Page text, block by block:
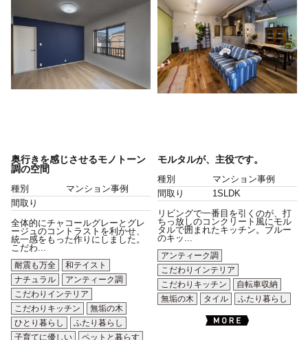
奥行きを感じさせるモノトーン
調の空間
種別
マンション事例
間取り
全体的にチャコールグレーとグレ
ージュのコントラストを利かせ、
統一感をもった作りにしました。
こだわ...
耐震も万全
和テイスト
ナチュラル
アンティーク調
こだわりインテリア
こだわりキッチン
無垢の木
ひとり暮らし
ふたり暮らし
子育てに優しい
ペットと暮らす
モルタルが、主役です。
種別
マンション事例
間取り
1SLDK
リビングで一番目を引くのが、打
ちっ放しのコンクリート風にモル
タルで囲まれたキッチン。ブルー
のキッ...
アンティーク調
こだわりインテリア
こだわりキッチン
自転車収納
無垢の木
タイル ふたり暮らし